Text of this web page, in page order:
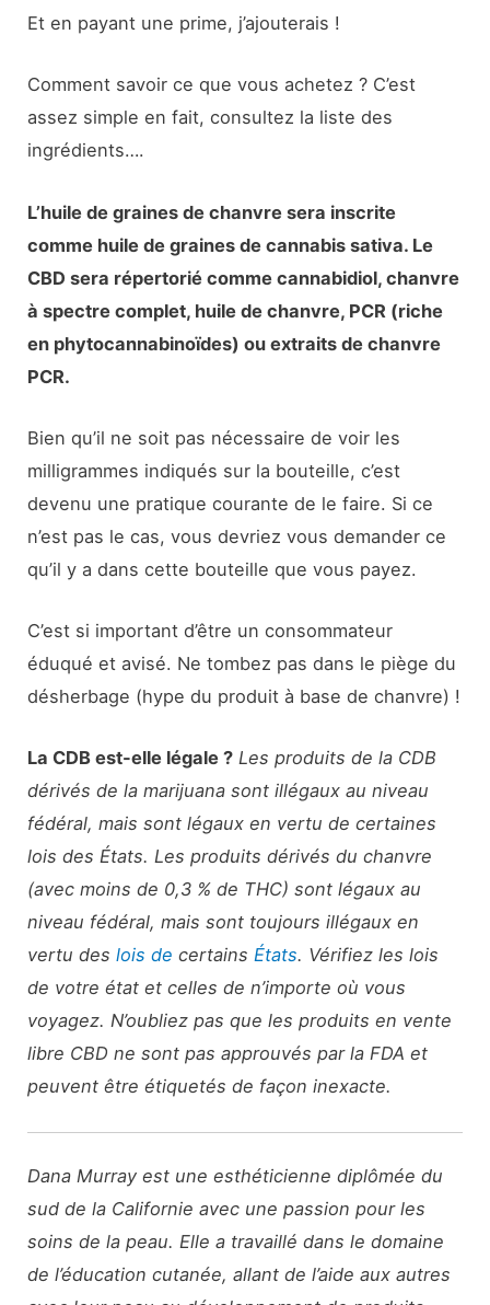
Et en payant une prime, j’ajouterais !
Comment savoir ce que vous achetez ? C’est
assez simple en fait, consultez la liste des
ingrédients….
L’huile de graines de chanvre sera inscrite
comme huile de graines de cannabis sativa. Le
CBD sera répertorié comme cannabidiol, chanvre
à spectre complet, huile de chanvre, PCR (riche
en phytocannabinoïdes) ou extraits de chanvre
PCR.
Bien qu’il ne soit pas nécessaire de voir les
milligrammes indiqués sur la bouteille, c’est
devenu une pratique courante de le faire. Si ce
n’est pas le cas, vous devriez vous demander ce
qu’il y a dans cette bouteille que vous payez.
C’est si important d’être un consommateur
éduqué et avisé. Ne tombez pas dans le piège du
désherbage (hype du produit à base de chanvre) !
La CDB est-elle légale ? Les produits de la CDB
dérivés de la marijuana sont illégaux au niveau
fédéral, mais sont légaux en vertu de certaines
lois des États. Les produits dérivés du chanvre
(avec moins de 0,3 % de THC) sont légaux au
niveau fédéral, mais sont toujours illégaux en
vertu deslois de certainsÉtats. Vérifiez les lois
de votre état et celles de n’importe où vous
voyagez. N’oubliez pas que les produits en vente
libre CBD ne sont pas approuvés par la FDA et
peuvent être étiquetés de façon inexacte.
Dana Murray est une esthéticienne diplômée du
sud de la Californie avec une passion pour les
soins de la peau. Elle a travaillé dans le domaine
de l’éducation cutanée, allant de l’aide aux autres